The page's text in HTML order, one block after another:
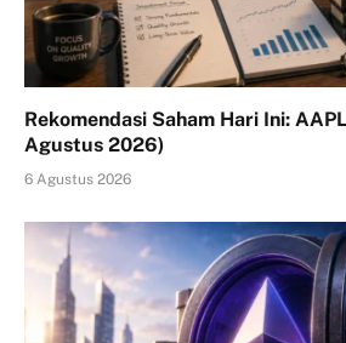
Rekomendasi Saham Hari Ini:
Agustus 2026)
6 Agustus 2026